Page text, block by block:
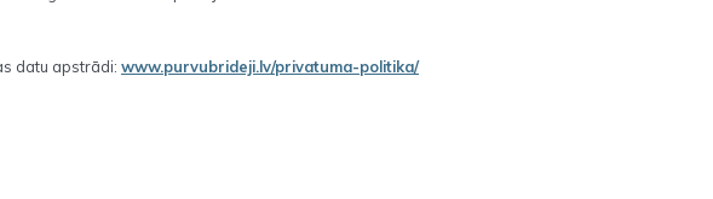
datu apstrādi: www.purvubrideji.lv/privatuma-politika/